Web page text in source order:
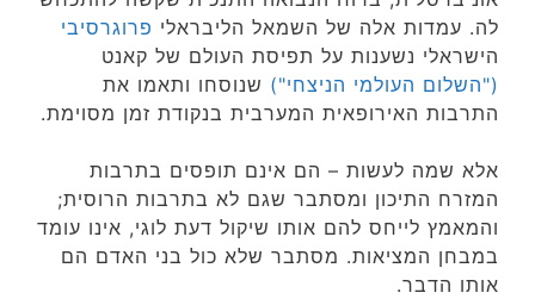
לה. עמדות אלה של השמאל הליבראלי פרוגרסיבי
הישראלי נשענות על תפיסת העולם של קאנט
("השלום העולמי הניצחי") שנוסחו ותאמו את
התרבות האירופאית המערבית בנקודת זמן מסוימת.
אלא שמה לעשות – הם אינם תופסים בתרבות
המזרח התיכון ומסתבר שגם לא בתרבות הרוסית;
והמאמץ לייחס להם אותו שיקול דעת לוגי, אינו עומד
במבחן המציאות. מסתבר שלא כול בני האדם הם
אותו הדבר.